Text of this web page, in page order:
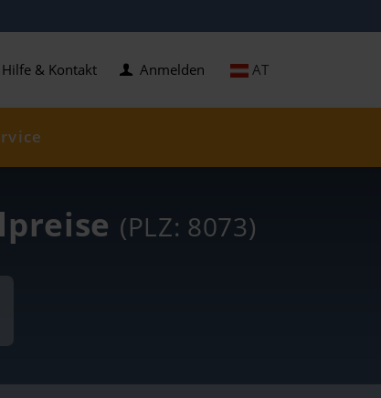
AT
Hilfe & Kontakt Anmelden
(PLZ: 8073)